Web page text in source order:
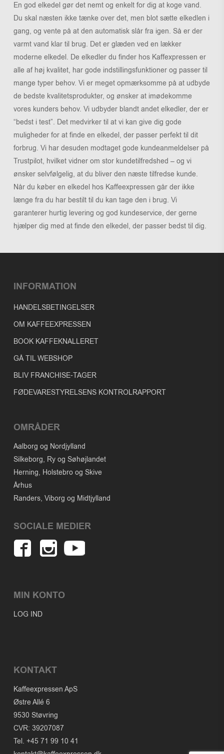
En god elkedel gør det nemt og enkelt for dig at koge vand.
Du skal næsten ikke tænke over det, men blot sætte elkedlen i
gang, og vente på at den automatisk slår fra igen. Så er der
varmt vand klar til brug. Det er glæden ved en lækker
moderne elkedel. De elkedler du finder hos Kaffexpressen er
alle af høj kvalitet, har gode indstillingsfunktioner og passer til
mange typer behov. Vi er meget opmærksomme på at udbyde
de bedste kvalitetsprodukter, og ønsker at imødekomme
vores kunders behov. Vi udbyder blandt andet elkedler, der er
“bedst i test”. Det medvirker til at vi kan give dig gode
muligheder for at finde en elkedel, der passer perfekt til dit
forbrug. Vi har desuden modtaget gode kundeanmeldelser på
Trustpilot, hvilket vidner om stor kundetilfredshed – og vi
ønsker selvfølgelig, at du bliver den næste tilfredse kunde.
Når du køber en elkedel hos Kaffeexpressen går der ikke
længe fra du har bestilt til du kan tage den i brug. Vi
garanterer hurtig levering og god kundeservice, der gerne
hjælper dig med at finde den elkedel, der passer bedst til dig.
INFORMATION
HANDELSBETINGELSER
OM KAFFEEXPRESSEN
BOOK KAFFEKNALLERET
GÅ TIL WEBSHOP
BLIV FRANCHISE-TAGER
FØDEVARESTYRELSENS KONTROLRAPPORT
OMRÅDER
Aalborg og Nordjylland
Silkeborg, Ry og Søhøjlandet
Herning, Holstebro og Skive
Århus
Randers, Viborg og Midtjylland
SOCIALE MEDIER
MIN KONTO
LOG IND
KONTAKT
Kaffeexpressen ApS
Østre Allé 6
9530 Støvring
CVR: 39207087
Tel. +45 71 99 10 41